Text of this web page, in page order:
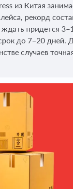
из Китая
рекорд
ждать придется
до 7–20
случаев